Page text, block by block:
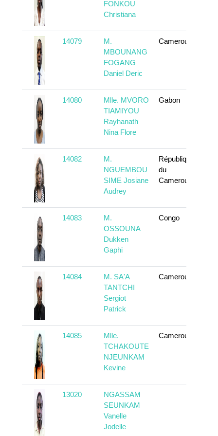
FONKOU
Christiana
14079
M.
MBOUNANG
FOGANG
Daniel Deric
Cameroun
14080
Mlle. MVORO
TIAMIYOU
Rayhanath
Nina Flore
Gabon
14082
M.
NGUEMBOU
SIME Josiane
Audrey
République
du
Cameroun
14083
M.
OSSOUNA
Dukken
Gaphi
Congo
14084
M. SA'A
TANTCHI
Sergiot
Patrick
Cameroun
14085
Mlle.
TCHAKOUTE
NJEUNKAM
Kevine
Cameroun
13020
NGASSAM
SEUNKAM
Vanelle
Jodelle